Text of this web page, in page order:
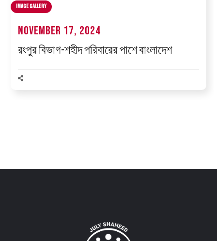
Image Gallery
November 17, 2024
রংপুর বিভাগ-শহীদ পরিবারের পাশে বাংলাদেশ